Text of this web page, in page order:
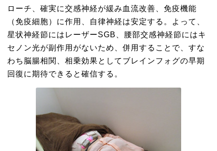
ローチ、確実に交感神経が緩み血流改善、免疫機能
（免疫細胞）に作用、自律神経は安定する。よって、
星状神経節にはレーザーSGB、腰部交感神経節にはキ
セノン光が副作用がないため、併用することで、すな
わち脳腸相関、相乗効果としてブレインフォグの早期
回復に期待できると確信する。